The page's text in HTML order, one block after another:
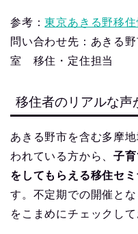
参考：東京あきる野移
問い合わせ先：あきる
室 移住・定住担当
移住者のリアルな声
あきる野市を含む多摩
われている方から、子
をしてもらえる移住セ
す。不定期での開催と
をこまめにチェックして